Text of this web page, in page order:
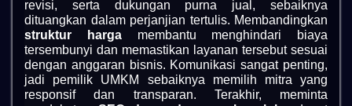
revisi, serta dukungan purna jual, sebaiknya
dituangkan dalam perjanjian tertulis. Membandingkan
struktur hargamembantu menghindari biaya
tersembunyi dan memastikan layanan tersebut sesuai
dengan anggaran bisnis. Komunikasi sangat penting,
jadi pemilik UMKM sebaiknya memilih mitra yang
responsif dan transparan. Terakhir, meminta